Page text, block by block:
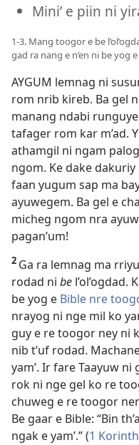
Mini’ e piin ni
1-3. Mang toogor e be
gad ra nang e n’en ni be yog
AYGUM lemnag ni
rom nrib kireb. Ba gel
manang ndabi
tafager rom kar m’ad.
athamgil ni ngam
ngom. Ke dake dakuriy
faan yugum sap ma
ayuwegem. Ba gel e
micheg ngom nra
pagan’um!
2 Ga ra lemnag ma
rodad ni be
be yog e Bible nre
nrayog ni nge mil ko
guy e re toogor ney ni
nib t’uf rodad.
yam’. Ir fare Taayuw
rok ni nge gel ko re
chuweg e re toogor
Be gaar e Bible: “Bin
ngak e yam’.” (1